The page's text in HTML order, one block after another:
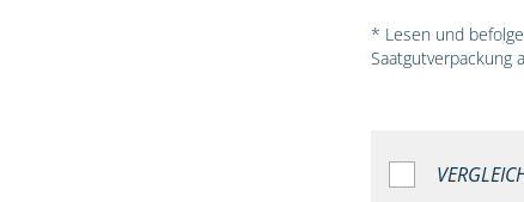
* Lesen und
Saatgutverpackung